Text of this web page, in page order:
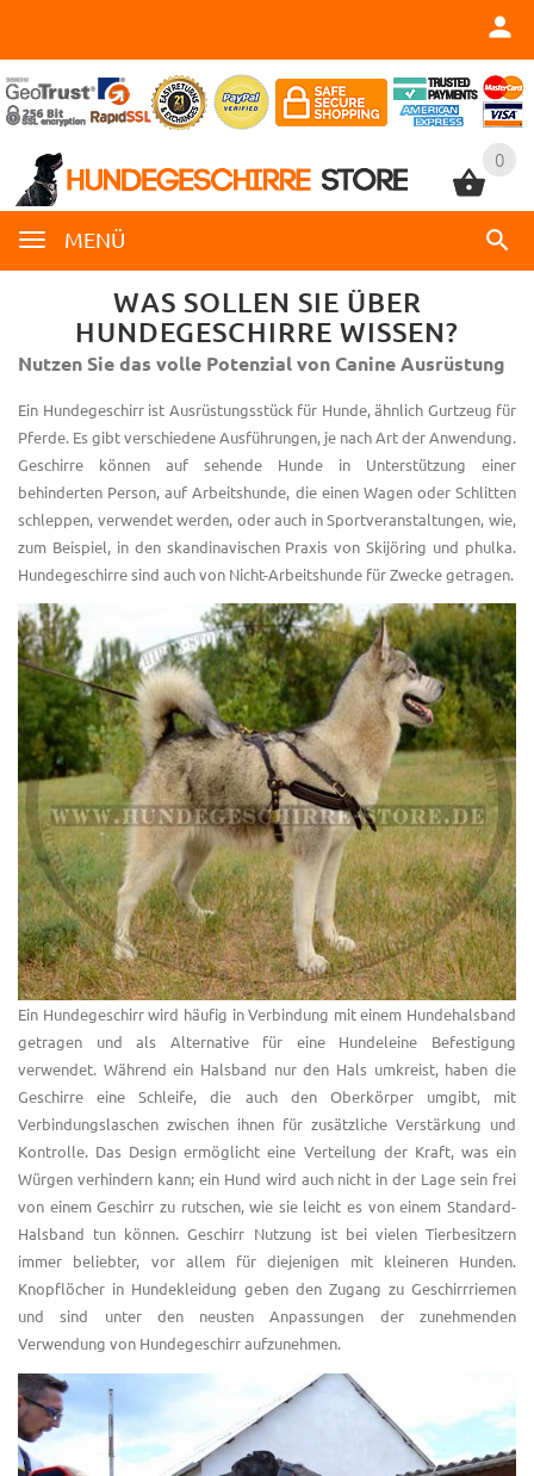
0
MENÜ
0
WAS SOLLEN SIE ÜBER
HUNDEGESCHIRRE WISSEN?
Nutzen Sie das volle Potenzial von Canine Ausrüstung
Ein Hundegeschirr ist Ausrüstungsstück für Hunde, ähnlich Gurtzeug für
Pferde. Es gibt verschiedene Ausführungen, je nach Art der Anwendung.
Geschirre können auf sehende Hunde in Unterstützung einer
behinderten Person, auf Arbeitshunde, die einen Wagen oder Schlitten
schleppen, verwendet werden, oder auch in Sportveranstaltungen, wie,
zum Beispiel, in den skandinavischen Praxis von Skijöring und phulka.
Hundegeschirre sind auch von Nicht-Arbeitshunde für Zwecke getragen.
Ein Hundegeschirr wird häufig in Verbindung mit einem Hundehalsband
getragen und als Alternative für eine Hundeleine Befestigung
verwendet. Während ein Halsband nur den Hals umkreist, haben die
Geschirre eine Schleife, die auch den Oberkörper umgibt, mit
Verbindungslaschen zwischen ihnen für zusätzliche Verstärkung und
Kontrolle. Das Design ermöglicht eine Verteilung der Kraft, was ein
Würgen verhindern kann; ein Hund wird auch nicht in der Lage sein frei
von einem Geschirr zu rutschen, wie sie leicht es von einem Standard-
Halsband tun können. Geschirr Nutzung ist bei vielen Tierbesitzern
immer beliebter, vor allem für diejenigen mit kleineren Hunden.
Knopflöcher in Hundekleidung geben den Zugang zu Geschirrriemen
und sind unter den neusten Anpassungen der zunehmenden
Verwendung von Hundegeschirr aufzunehmen.